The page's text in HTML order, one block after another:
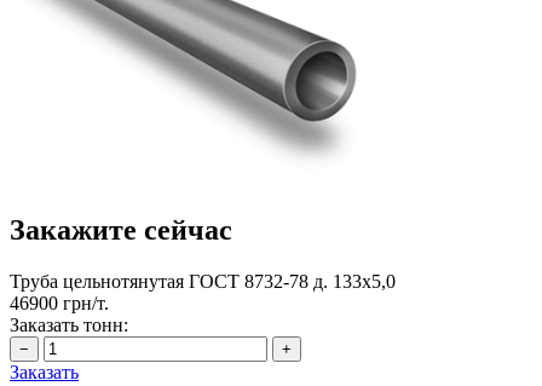
Закажите сейчас
Труба цельнотянутая ГОСТ 8732-78 д. 133х5,0
46900 грн/т.
Заказать тонн:
Заказать